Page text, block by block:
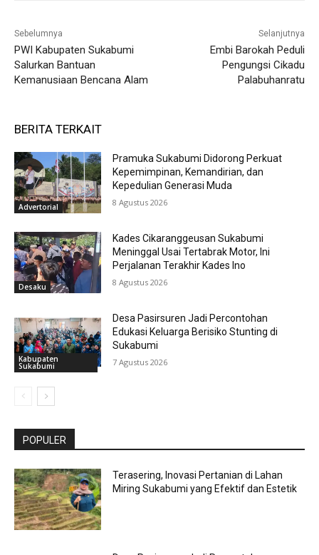
Sebelumnya
PWI Kabupaten Sukabumi
Salurkan Bantuan
Kemanusiaan Bencana Alam
Selanjutnya
Embi Barokah Peduli
Pengungsi Cikadu
Palabuhanratu
BERITA TERKAIT
Advertorial
Pramuka Sukabumi Didorong Perkuat
Kepemimpinan, Kemandirian, dan
Kepedulian Generasi Muda
8 Agustus 2026
Desaku
Kades Cikaranggeusan Sukabumi
Meninggal Usai Tertabrak Motor, Ini
Perjalanan Terakhir Kades Ino
8 Agustus 2026
Kabupaten
Sukabumi
Desa Pasirsuren Jadi Percontohan
Edukasi Keluarga Berisiko Stunting di
Sukabumi
7 Agustus 2026
POPULER
Terasering, Inovasi Pertanian di Lahan
Miring Sukabumi yang Efektif dan Estetik